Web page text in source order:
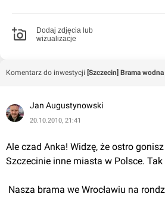
Dodaj zdjęcia lub
wizualizacje
Komentarz do inwestycji [Szczecin] Brama
Jan Augustynowski
20.10.2010, 21:41
Ale czad Anka! Widzę, że ostro
Szczecinie inne miasta w Polsce. Tak